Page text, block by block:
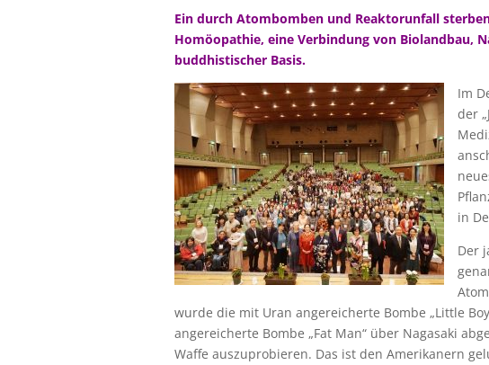
Ein durch Atombomben und Reaktorunfall
Homöopathie, eine Verbindung von Biolandbau,
buddhistischer Basis.
Im
der
in
Der
wurde die mit Uran angereicherte Bombe „Little
angereicherte Bombe „Fat Man“ über Nagasaki
Waffe auszuprobieren. Das ist den Amerikanern